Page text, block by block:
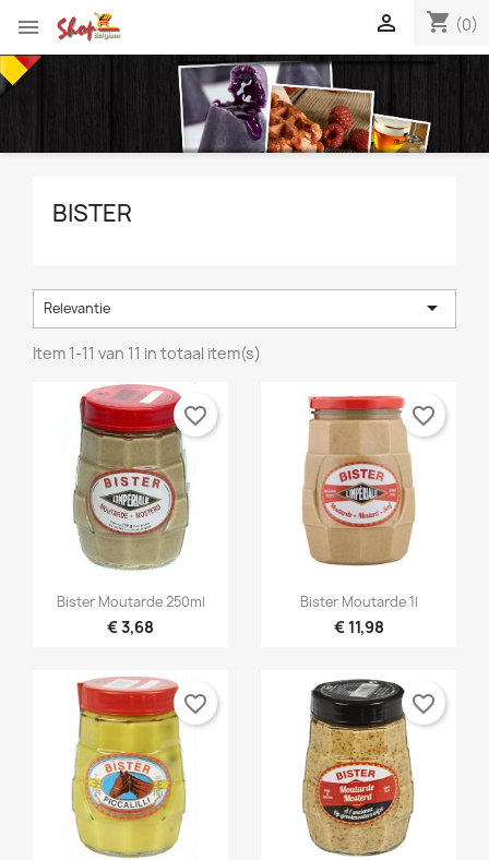
 shopping_cart (0)

BISTER
Relevantie 
Item 1-11 van 11 in totaal item(s)
Snel bekijken
Bister Moutarde 250ml
€ 3,68
favorite_border
Snel bekijken
Bister Moutarde 1l
€ 11,98
favorite_border
favorite_border favorite_border